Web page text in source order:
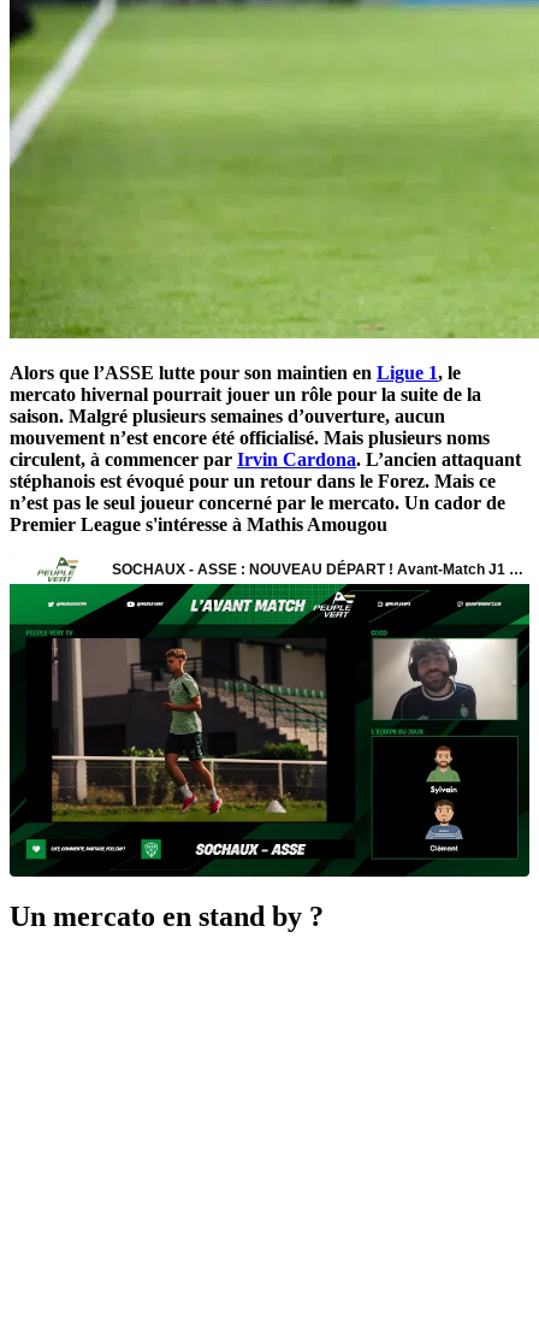
Alors que l’ASSE lutte pour son maintien en Ligue 1, le
mercato hivernal pourrait jouer un rôle pour la suite de la
saison. Malgré plusieurs semaines d’ouverture, aucun
mouvement n’est encore été officialisé. Mais plusieurs noms
circulent, à commencer par Irvin Cardona. L’ancien attaquant
stéphanois est évoqué pour un retour dans le Forez. Mais ce
n’est pas le seul joueur concerné par le mercato. Un cador de
Premier League s'intéresse à Mathis Amougou
Un mercato en stand by ?